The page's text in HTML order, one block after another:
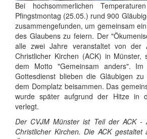
Bei hochsommerlichen
Pfingstmontag (25.05.) rund 900
zusammengefunden, um gemeinsam
des Glaubens zu feiern. Der
alle zwei Jahre veranstaltet von der
Christlicher Kirchen (ACK) in Münster,
dem Motto "Gemeinsam anders".
Gottesdienst blieben die Gläubigen
dem Domplatz beisammen. Das
wurde später aufgrund der Hitze in
verlegt.
Der CVJM Münster ist Teil der ACK -
Christlicher Kirchen. Die ACK